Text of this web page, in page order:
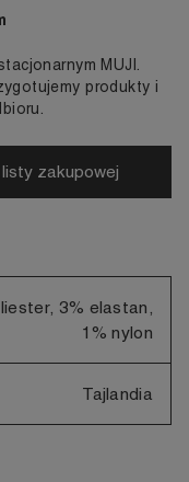
MUJI.
produkty i
zakupowej
3% elastan,
1% nylon
Tajlandia